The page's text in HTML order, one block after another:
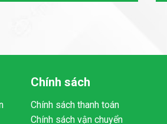
Chính sách
Chính sách thanh toán
Chính sách vận chuyển